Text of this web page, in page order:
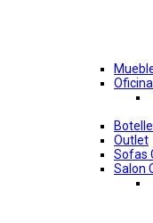
Oficina
Outlet
Sofas
Salon